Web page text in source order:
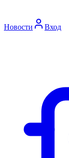
Новости Вход